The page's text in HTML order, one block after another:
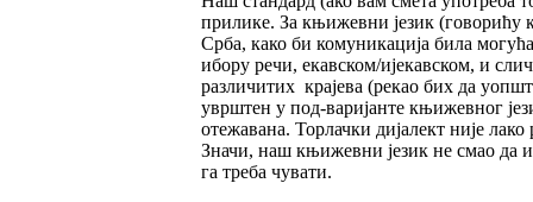
прилике. За књижевни језик (говорићу
Срба, како би комуникација била
ибору речи, екавском/ијекавском, и
различитих крајева (рекао бих да
уврштен у под-варијанте књижевног
отежавана. Торлачки дијалект није
Значи, наш књижевни језик не смао да
га треба чувати.